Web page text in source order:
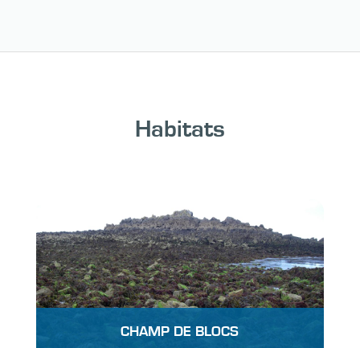
Habitats
CHAMP DE BLOCS